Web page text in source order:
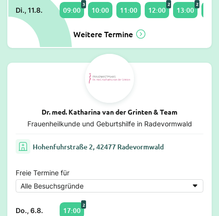
Di., 11.8. 09:00
3
10:00 11:00 12:00
2
13:00
2
Weitere Termine
Dr. med. Katharina van der Grinten & Team
Frauenheilkunde und Geburtshilfe in Radevormwald
Hohenfuhrstraße 2, 42477 Radevormwald
Freie Termine für
Do., 6.8. 17:00
2